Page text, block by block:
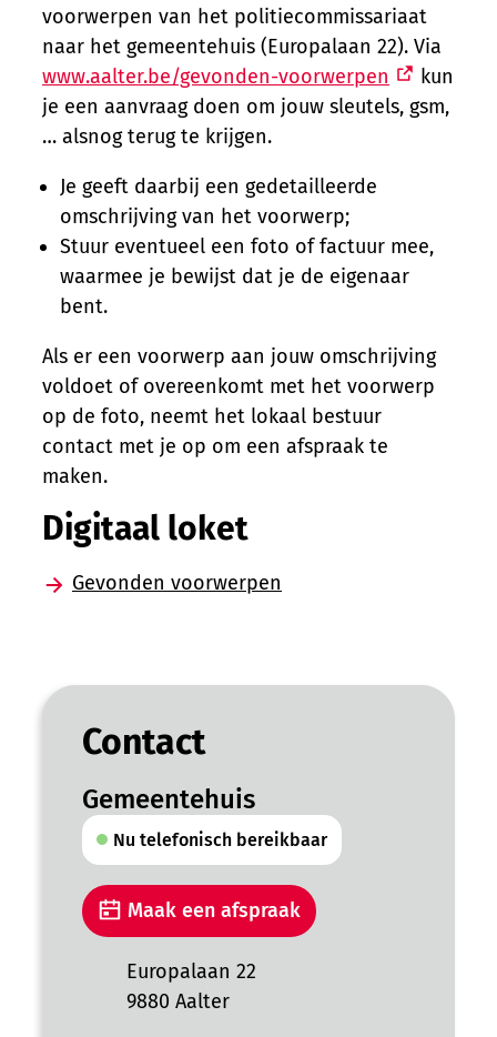
voorwerpen van het politiecommissariaat
naar het gemeentehuis (Europalaan 22). Via
www.aalter.be/gevonden-voorwerpen
kun
je een aanvraag doen om jouw sleutels, gsm,
… alsnog terug te krijgen.
Je geeft daarbij een gedetailleerde
omschrijving van het voorwerp;
Stuur eventueel een foto of factuur mee,
waarmee je bewijst dat je de eigenaar
bent.
Als er een voorwerp aan jouw omschrijving
voldoet of overeenkomt met het voorwerp
op de foto, neemt het lokaal bestuur
contact met je op om een afspraak te
maken.
Digitaal loket
Gevonden voorwerpen
Contact
Gemeentehuis
Nu telefonisch bereikbaar
Maak een afspraak
AdresEuropalaan 22
,9880 Aalter